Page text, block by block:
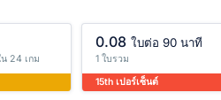
24 เกม
0.08 ใบต่อ 90 นาที
1 ใบรวม
15th เปอร์เซ็นต์